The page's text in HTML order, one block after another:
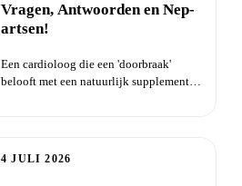
Vragen, Antwoorden en Nep-
artsen!
Een cardioloog die een 'doorbraak'
belooft met een natuurlijk supplement
4 JULI 2026